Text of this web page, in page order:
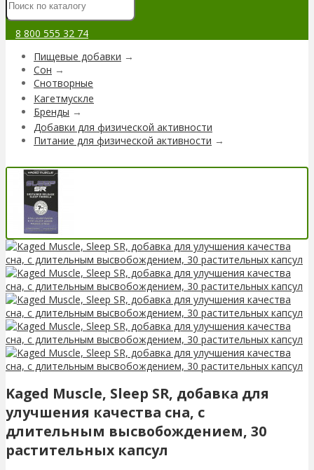
8 800 555 32 74
Пищевые добавки →
Сон →
Снотворные
Кагетмускле
Бренды →
Добавки для физической активности
Питание для физической активности →
Kaged Muscle, Sleep SR, добавка для
улучшения качества сна, с
длительным высвобождением, 30
растительных капсул